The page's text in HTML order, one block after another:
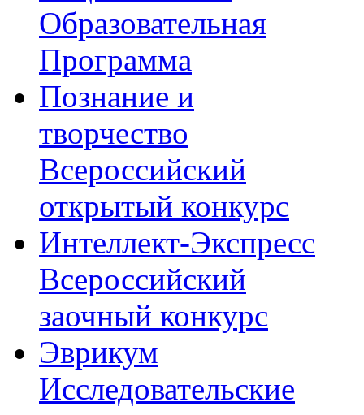
Образовательная
Программа
Познание и
творчество
Всероссийский
открытый конкурс
Интеллект-Экспресс
Всероссийский
заочный конкурс
Эврикум
Исследовательские